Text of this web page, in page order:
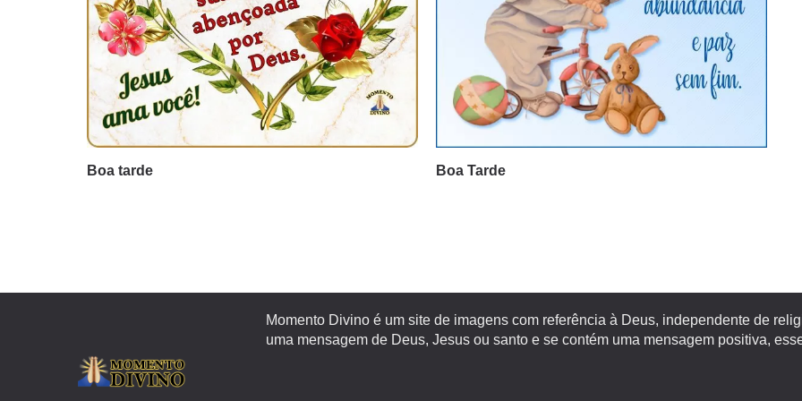
Boa tarde Boa Tarde
Momento Divino é um site de imagens com referência à Deus, independente de
uma mensagem de Deus, Jesus ou santo e se contém uma mensagem positiva,